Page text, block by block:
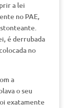
a lei
no PAE,
é derrubada
no
a
o seu
exatamente